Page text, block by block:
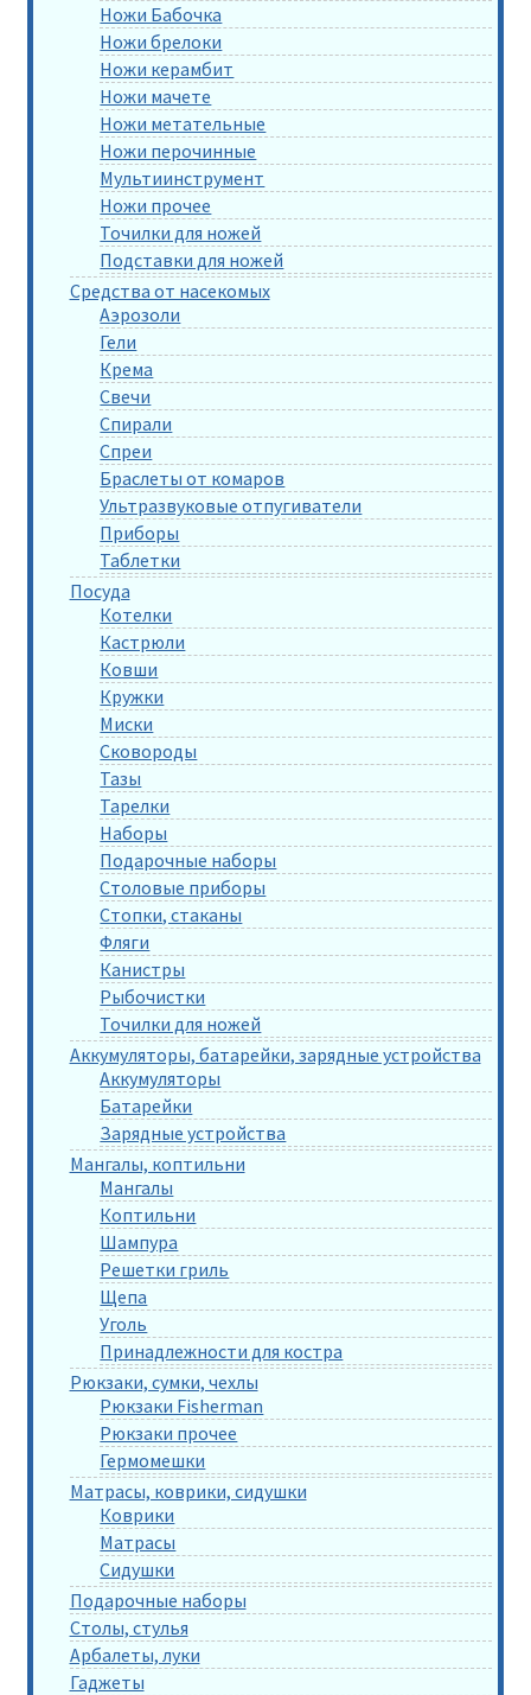
Ножи Бабочка
Ножи брелоки
Ножи керамбит
Ножи мачете
Ножи метательные
Ножи перочинные
Мультиинструмент
Ножи прочее
Точилки для ножей
Подставки для ножей
Средства от насекомых
Аэрозоли
Гели
Крема
Свечи
Спирали
Спреи
Браслеты от комаров
Ультразвуковые отпугиватели
Приборы
Таблетки
Посуда
Котелки
Кастрюли
Ковши
Кружки
Миски
Сковороды
Тазы
Тарелки
Наборы
Подарочные наборы
Столовые приборы
Стопки, стаканы
Фляги
Канистры
Рыбочистки
Точилки для ножей
Аккумуляторы, батарейки, зарядные устройства
Аккумуляторы
Батарейки
Зарядные устройства
Мангалы, коптильни
Мангалы
Коптильни
Шампура
Решетки гриль
Щепа
Уголь
Принадлежности для костра
Рюкзаки, сумки, чехлы
Рюкзаки Fisherman
Рюкзаки прочее
Гермомешки
Матрасы, коврики, сидушки
Коврики
Матрасы
Сидушки
Подарочные наборы
Столы, стулья
Арбалеты, луки
Гаджеты